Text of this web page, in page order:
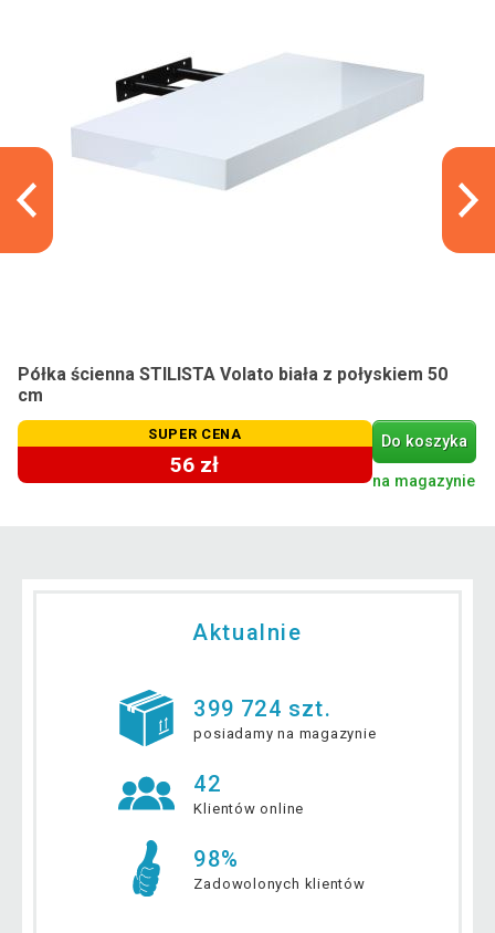
Półka ścienna STILISTA Volato biała z połyskiem 50
cm
SUPER CENA
56 zł
Do koszyka
na magazynie
Aktualnie
399 724 szt.
posiadamy na magazynie
42
Klientów online
98%
Zadowolonych klientów